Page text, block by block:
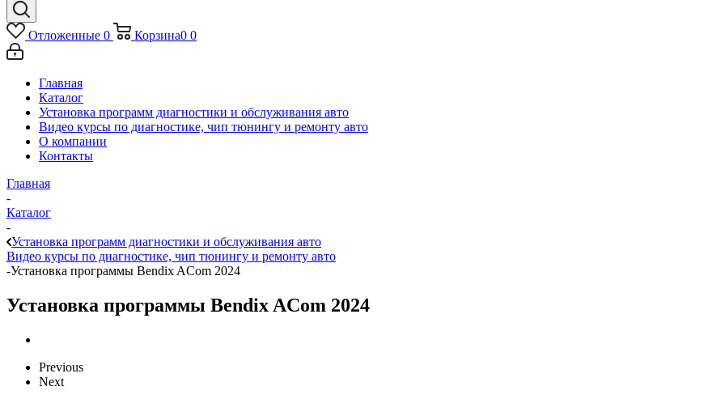
Отложенные 0 Корзина0 0
Главная
Каталог
Установка программ диагностики и обслуживания авто
Видео курсы по диагностике, чип тюнингу и ремонту авто
О компании
Контакты
Главная
-
Каталог
-
Установка программ диагностики и обслуживания авто
Видео курсы по диагностике, чип тюнингу и ремонту авто
-Установка программы Bendix ACom 2024
Установка программы Bendix ACom 2024
Previous
Next